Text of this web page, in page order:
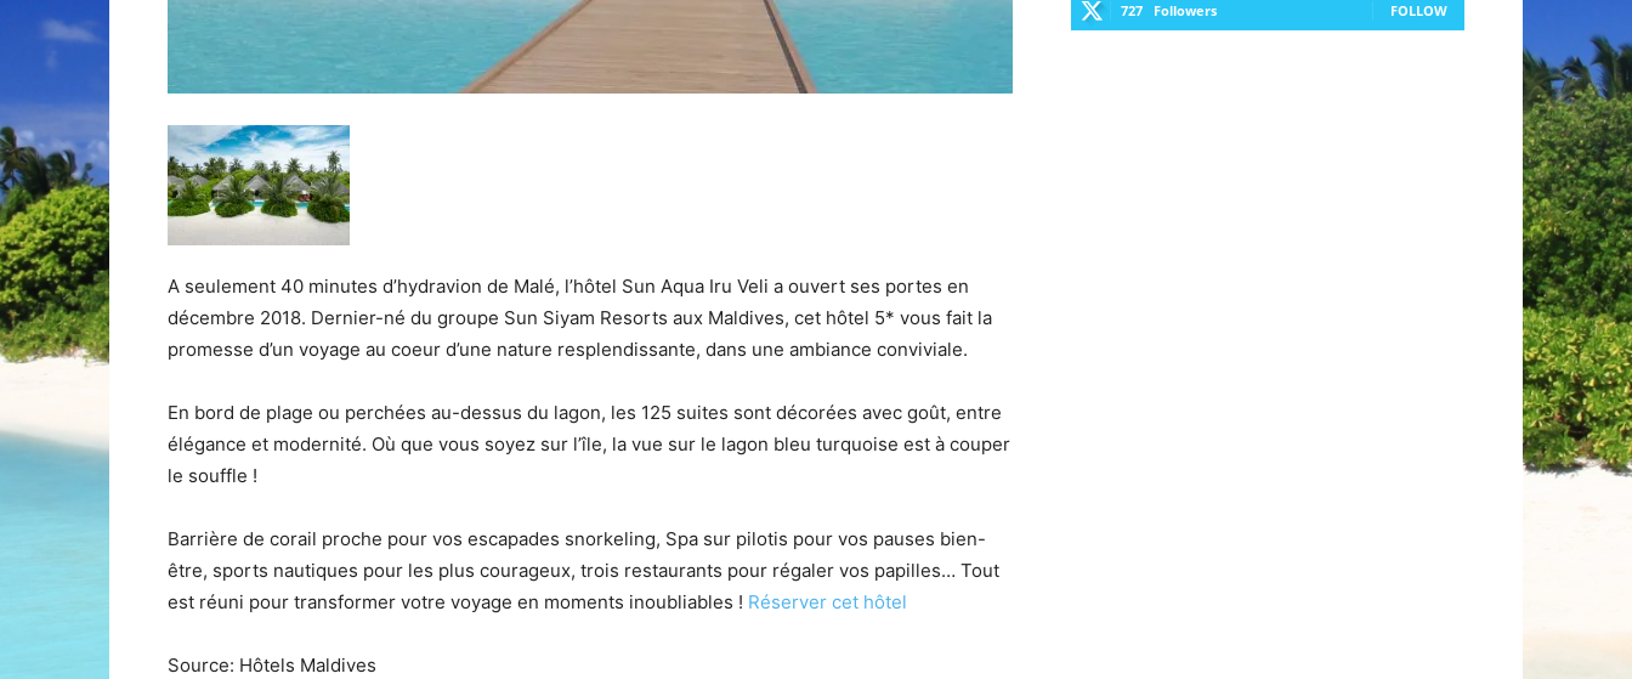
A seulement 40 minutes d’hydravion de Malé, l’hôtel Sun Aqua Iru Veli a ouvert ses portes en
décembre 2018. Dernier-né du groupe Sun Siyam Resorts aux Maldives, cet hôtel 5* vous fait la
promesse d’un voyage au coeur d’une nature resplendissante, dans une ambiance conviviale.
En bord de plage ou perchées au-dessus du lagon, les 125 suites sont décorées avec goût, entre
élégance et modernité. Où que vous soyez sur l’île, la vue sur le lagon bleu turquoise est à couper
le souffle !
Barrière de corail proche pour vos escapades snorkeling, Spa sur pilotis pour vos pauses bien-
être, sports nautiques pour les plus courageux, trois restaurants pour régaler vos papilles… Tout
est réuni pour transformer votre voyage en moments inoubliables ! Réserver cet hôtel
Source: Hôtels Maldives
727 Followers FOLLOW